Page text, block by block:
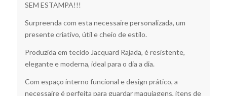
SEM ESTAMPA!!!
Surpreenda com esta necessaire personalizada, um
presente criativo, útil e cheio de estilo.
Produzida em tecido Jacquard Rajada, é resistente,
elegante e moderna, ideal para o dia a dia.
Com espaço interno funcional e design prático, a
necessaire é perfeita para guardar maquiagens, itens de